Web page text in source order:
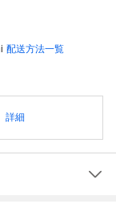
配送方法一覧
詳細